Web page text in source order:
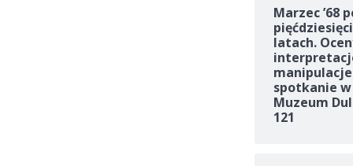
Marzec ’68
latach.
spotkanie w
Muzeum
121